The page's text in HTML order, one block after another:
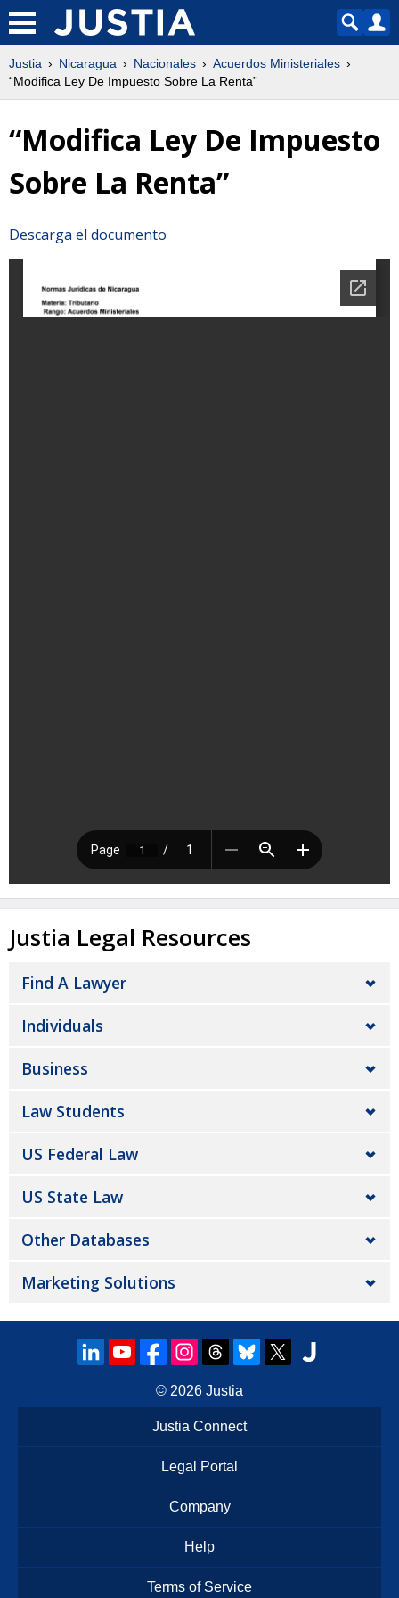
Justia Nicaragua Nacionales
Acuerdos Ministeriales
“Modifica Ley De Impuesto Sobre La Renta”
“Modifica Ley De Impuesto
Sobre La Renta”
Descarga el documento
Justia Legal Resources
Find A Lawyer
Individuals
Business
Law Students
US Federal Law
US State Law
Other Databases
Marketing Solutions
© 2026 Justia
Justia Connect
Legal Portal
Company
Help
Terms of Service